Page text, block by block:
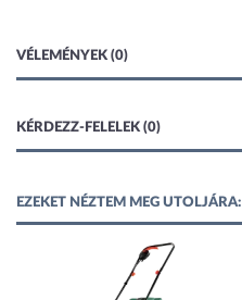
VÉLEMÉNYEK (0)
KÉRDEZZ-FELELEK (0)
EZEKET NÉZTEM MEG UTOLJÁRA: